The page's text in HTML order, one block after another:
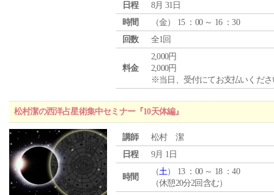
日程
8月 31日
時間
（金） 15 ：00 ～ 16 ：30
回数
全1回
料金
2,000円
2,000円
※当日、受付にてお支払いくださ
松村潔の西洋占星術集中セミナー『10天体編』
講師
松村 潔
日程
9月 1日
時間
（土） 13 ：00 ～ 18 ：40
（休憩20分2回含む）